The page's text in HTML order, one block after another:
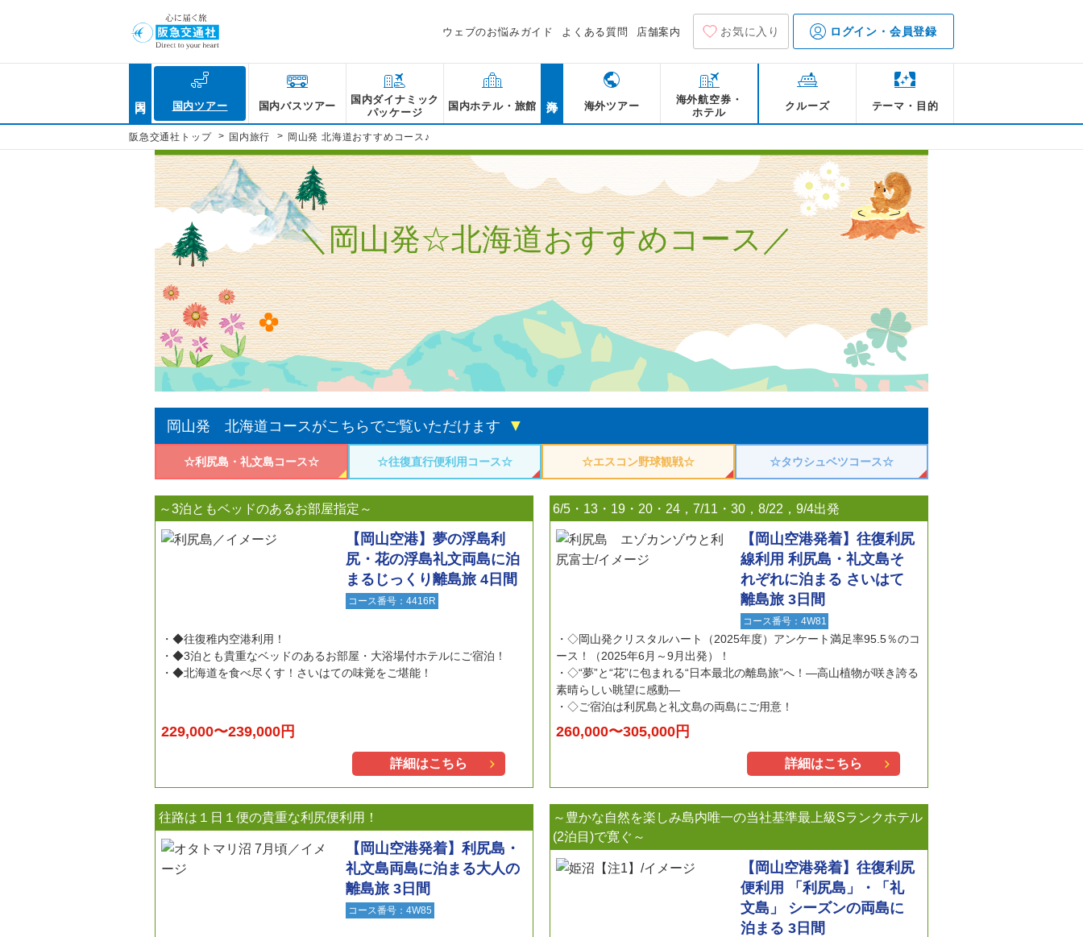
ウェブのお悩みガイド よくある質問 店舗案内 お気に入り ログイン・会員登録
国内ツアー 国内バスツアー
国内ダイナミック
パッケージ
国内ホテル・旅館 海外ツアー
海外航空券・
ホテル
クルーズ テーマ・目的
阪急交通社トップ > 国内旅行 > 岡山発 北海道おすすめコース♪
＼岡山発☆北海道おすすめコース／
岡山発 北海道コースがこちらでご覧いただけます ▼
☆利尻島・礼文島コース☆ ☆往復直行便利用コース☆ ☆エスコン野球観戦☆ ☆タウシュベツコース☆
～3泊ともベッドのあるお部屋指定～
【岡山空港】夢の浮島利
尻・花の浮島礼文両島に泊
まるじっくり離島旅 4日間
コース番号：4416R
◆往復稚内空港利用！
◆3泊とも貴重なベッドのあるお部屋・大浴場付ホテルにご宿泊！
◆北海道を食べ尽くす！さいはての味覚をご堪能！
229,000〜239,000円
詳細はこちら
6/5・13・19・20・24，7/11・30，8/22，9/4出発
【岡山空港発着】往復利尻
線利用 利尻島・礼文島そ
れぞれに泊まる さいはて
離島旅 3日間
コース番号：4W81
◇岡山発クリスタルハート（2025年度）アンケート満足率95.5％のコ
ース！（2025年6月～9月出発）！
◇“夢”と“花”に包まれる“日本最北の離島旅”へ！―高山植物が咲き誇る
素晴らしい眺望に感動―
◇ご宿泊は利尻島と礼文島の両島にご用意！
260,000〜305,000円
詳細はこちら
往路は１日１便の貴重な利尻便利用！
【岡山空港発着】利尻島・
礼文島両島に泊まる大人の
離島旅 3日間
コース番号：4W85
～豊かな自然を楽しみ島内唯一の当社基準最上級Sランクホテル
(2泊目)で寛ぐ～
【岡山空港発着】往復利尻
便利用 「利尻島」・「礼
文島」 シーズンの両島に
泊まる 3日間